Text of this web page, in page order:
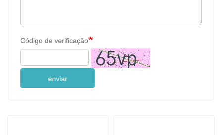
Código de verificação
enviar